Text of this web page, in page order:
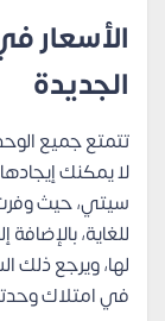
الأسعار
الجديدة
لا يمكنك
سيتي، حيث وفرت
للغاية،
لها، ويرجع ذلك
في امتلاك